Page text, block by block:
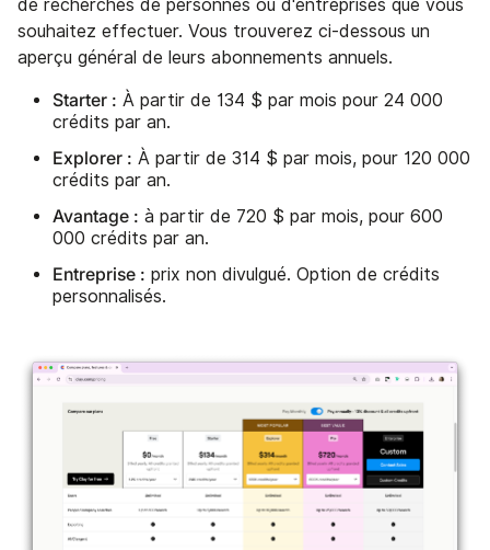
de recherches de personnes ou d'entreprises que vous
souhaitez effectuer. Vous trouverez ci-dessous un
aperçu général de leurs abonnements annuels.
Starter : À partir de 134 $ par mois pour 24 000
crédits par an.
Explorer : À partir de 314 $ par mois, pour 120 000
crédits par an.
Avantage : à partir de 720 $ par mois, pour 600
000 crédits par an.
Entreprise : prix non divulgué. Option de crédits
personnalisés.